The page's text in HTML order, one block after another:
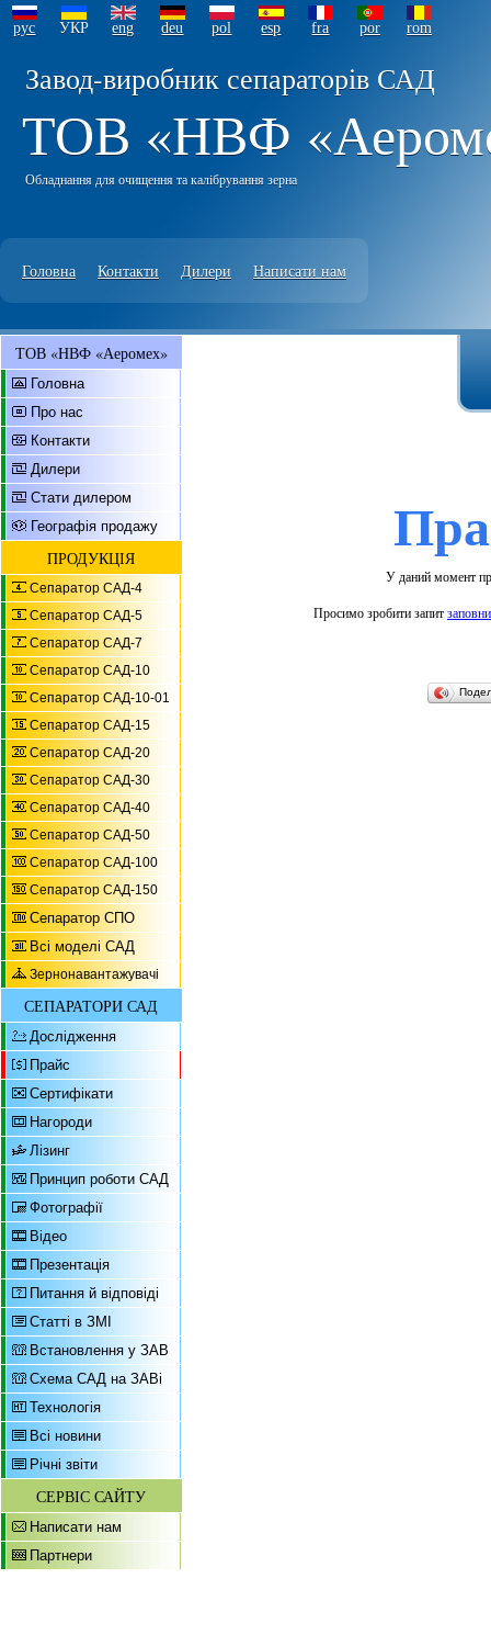
рус УКР eng deu pol esp fra por rom
Завод-виробник сепараторів САД
ТОВ «НВФ
Обладнання для очищення та калібрування зерна
Головна Контакти Дилери Написати нам
ТОВ «НВФ «Аеромех»
Головна
Про нас
Контакти
Дилери
Стати дилером
Географія продажу
ПРОДУКЦІЯ
Сепаратор САД-4
Сепаратор САД-5
Сепаратор САД-7
Сепаратор САД-10
Сепаратор САД-10-01
Сепаратор САД-15
Сепаратор САД-20
Сепаратор САД-30
Сепаратор САД-40
Сепаратор САД-50
Сепаратор САД-100
Сепаратор САД-150
Сепаратор СПО
Всі моделі САД
Зернонавантажувачі
СЕПАРАТОРИ САД
Дослідження
Прайс
Сертифікати
Нагороди
Лізинг
Принцип роботи САД
Фотографії
Відео
Презентація
Питання й відповіді
Статті в ЗМІ
Встановлення у ЗАВ
Схема САД на ЗАВі
Технологія
Всі новини
Річні звіти
СЕРВІС САЙТУ
Написати нам
Партнери
У даний момент
Просимо зробити запит